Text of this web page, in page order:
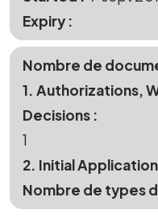
Expiry
Nombre de
1. Authorizations,
Decisions
1
2. Initial Application
Nombre de types